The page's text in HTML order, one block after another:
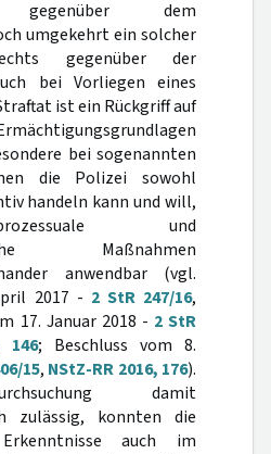
gegenüber dem
umgekehrt ein solcher
gegenüber der
bei Vorliegen eines
ist ein Rückgriff auf
bei sogenannten
die Polizei sowohl
handeln kann und will,
und
Maßnahmen
anwendbar (vgl.
2017 - 2 StR 247/16,
17. Januar 2018 - 2 StR
146; Beschluss vom 8.
15, NStZ-RR 2016, 176).
damit
zulässig, konnten die
auch im